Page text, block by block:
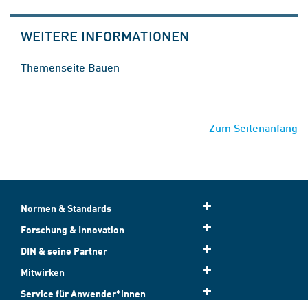
WEITERE INFORMATIONEN
Themenseite Bauen
Zum Seitenanfang
Normen & Standards
Forschung & Innovation
DIN & seine Partner
Mitwirken
Service für Anwender*innen